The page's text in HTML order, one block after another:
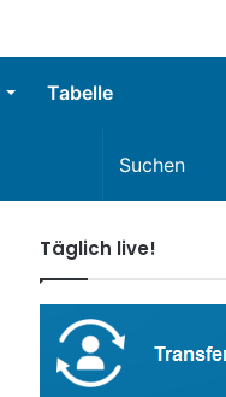
Tabelle
Täglich live!